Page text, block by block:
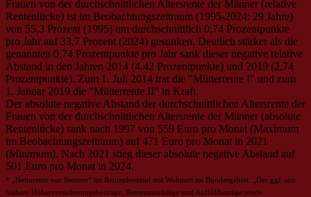
Frauen von der durchschnittlichen Altersrente der Männer (relative
Rentenlücke) ist im Beobachtungszeitraum (1995-2024: 29 Jahre)
von 55,3 Prozent (1995) um durchschnittlich 0,74 Prozentpunkte
pro Jahr auf 33,7 Prozent (2024) gesunken. Deutlich stärker als die
genannten 0,74 Prozentpunkte pro Jahr sank dieser negative relative
Abstand in den Jahren 2014 (4,42 Prozentpunkte) und 2019 (2,74
Prozentpunkte). Zum 1. Juli 2014 trat die "Mütterrente I" und zum
1. Januar 2019 die "Mütterrente II" in Kraft.
Der absolute negative Abstand der durchschnittlichen Altersrente der
Frauen von der durchschnittlichen Altersrente der Männer (absolute
Rentenlücke) sank nach 1997 von 559 Euro pro Monat (Maximum
im Beobachtungszeitraum) auf 471 Euro pro Monat in 2021
(Minimum). Nach 2021 stieg dieser absolute negative Abstand auf
501 Euro pro Monat in 2024.
* „Nettorente vor Steuern“ im Rentenbestand mit Wohnort im Bundesgebiet. „Der ggf. um
frühere Höherversicherungsbeiträge, Rentenzuschläge und Auffüllbeträge sowie